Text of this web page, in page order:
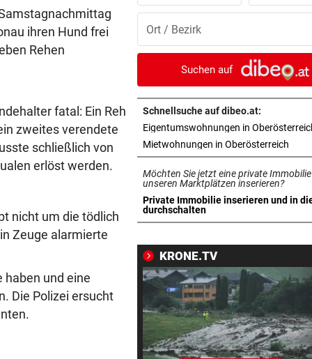
ihren Hund frei
Rehen
fatal: Ein Reh
zweites verendete
schließlich von
erlöst werden.
nicht um die tödlich
Zeuge alarmierte
haben und eine
Die Polizei ersucht
vor
Pension für Patienten
ACHT KILO TNT IM BODEN vor
Schon wieder Sprengstoff in
beliebtem See gefunden
WEHRTE SICH HEFTIG
Fahrraddieb (22) auf frischer
ertappt
IM SOMMER ÖFTER
Abfangflügen auf
500 STATT FÜNF EURO vor 11
Falscher Spendensammler
Paar über den Tisch
UMBAU IM STADION vor
Suchen auf
Schnellsuche auf dibeo.at:
Eigentumswohnungen in
Mietwohnungen in Oberösterreich
Möchten Sie jetzt eine private
unseren Marktplätzen inserieren?
Private Immobilie inserieren und in
durchschalten
in neuem Tab öffnen
KRONE.TV